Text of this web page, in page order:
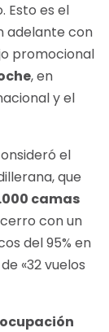
Esto es el
adelante con
promocional
, en
y el
el
que
camas
con un
del 95% en
«32 vuelos